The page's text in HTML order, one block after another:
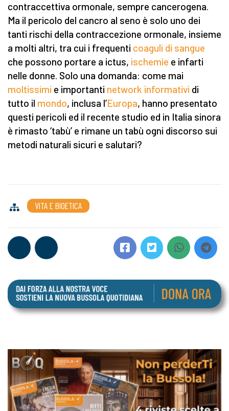
contraccettiva ormonale, sempre cancerogena.
Ma il pericolo del cancro al seno è solo uno dei
tanti rischi della contraccezione ormonale, insieme
a molti altri, tra cui i frequenti coaguli di sangue
che possono portare a ictus, ischemie e infarti
nelle donne. Solo una domanda: come mai
moltissimi e importanti network informativi di
tutto il mondo, inclusa l’Europa, hanno presentato
questi pericoli ed il recente studio ed in Italia sinora
è rimasto ‘tabù’ e rimane un tabù ogni discorso sui
metodi naturali sicuri e salutari?
VITA E BIOETICA